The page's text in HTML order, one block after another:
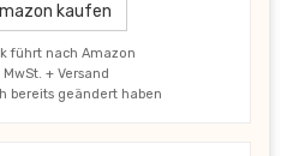
kaufen
führt nach Amazon
MwSt. + Versand
bereits geändert haben